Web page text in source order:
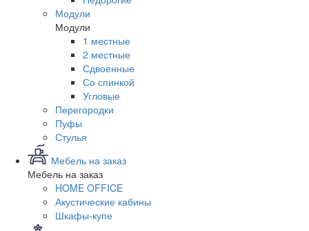
Модули
Модули
1 местные
2 местные
Сдвоенные
Со спинкой
Угловые
Перегородки
Пуфы
Стулья
Мебель на заказ
Мебель на заказ
HOME OFFICE
Акустические кабины
Шкафы-купе